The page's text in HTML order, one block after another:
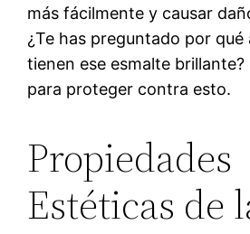
más fácilmente y causar
¿Te has preguntado por qué
tienen ese esmalte brillante?
para proteger contra esto.
Propiedades
Estéticas de